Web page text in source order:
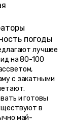
погоды
лучшее
на 80-100
с закатными
и готовы
в
май-